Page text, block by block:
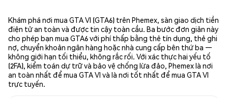
Khám phá nơi mua GTA VI (GTA6) trên Phemex, sàn giao dịch tiền
điện tử an toàn và được tin cậy toàn cầu. Ba bước đơn giản này
cho phép bạn mua GTA6 với phí thấp bằng thẻ tín dụng, thẻ ghi
nợ, chuyển khoản ngân hàng hoặc nhà cung cấp bên thứ ba —
không giới hạn tối thiểu, không rắc rối. Với xác thực hai yếu tố
(2FA), kiểm toán dự trữ và bảo vệ chống lừa đảo, Phemex là nơi
an toàn nhất để mua GTA VI và là nơi tốt nhất để mua GTA VI
trực tuyến.